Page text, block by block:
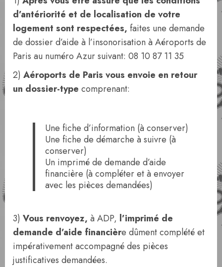
d’antériorité et de localisation de votre
logement sont respectées, faites une demande
de dossier d’aide à l’insonorisation à Aéroports de
Paris au numéro Azur suivant: 08 10 87 11 35
2) Aéroports de Paris vous envoie en retour
un dossier-type comprenant:
Une fiche d’information (à conserver)
Une fiche de démarche à suivre (à
conserver)
Un imprimé de demande d’aide
financière (à compléter et à envoyer
avec les pièces demandées)
3) Vous renvoyez, à ADP, l’imprimé de
demande d’aide financière dûment complété et
impérativement accompagné des pièces
justificatives demandées.